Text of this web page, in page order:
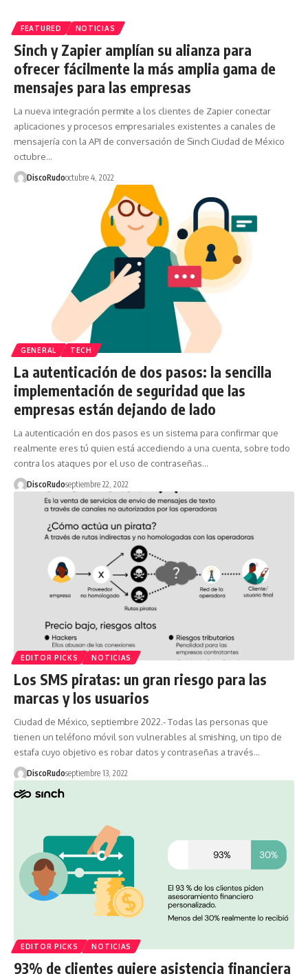
FEATURED NOTICIAS
Sinch y Zapier amplían su alianza para
ofrecer fácilmente la más amplia gama de
mensajes para las empresas
La nueva integración permite a los clientes de Zapier conectar
aplicaciones y procesos empresariales existentes a canales de
mensajería con la API de conversación de Sinch Ciudad de México
octubre…
DiscoRudooctubre 4, 2022
GENERAL TECH
La autenticación de dos pasos: la sencilla
implementación de seguridad que las
empresas están dejando de lado
La autenticación en dos pasos es un sistema para confirmar que
realmente eres tú quien está accediendo a una cuenta, sobre todo
contra los ataques por el uso de contraseñas…
DiscoRudoseptiembre 22, 2022
EDITOR PICKS NOTICIAS
Los SMS piratas: un gran riesgo para las
marcas y los usuarios
Ciudad de México, septiembre 2022.- Todas las personas que
tienen un teléfono móvil son vulnerables al smishing, un tipo de
estafa cuyo objetivo es robar datos y contraseñas a través…
DiscoRudoseptiembre 13, 2022
EDITOR PICKS NOTICIAS
93% de clientes quiere asistencia financiera